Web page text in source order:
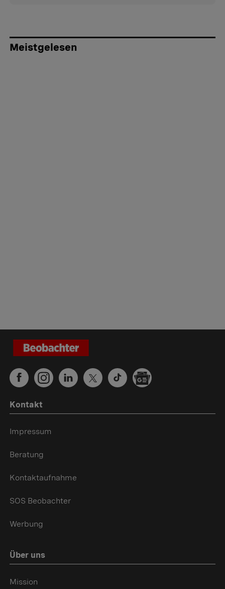
Meistgelesen
Kontakt
Impressum
Beratung
Kontaktaufnahme
SOS Beobachter
Werbung
Über uns
Mission